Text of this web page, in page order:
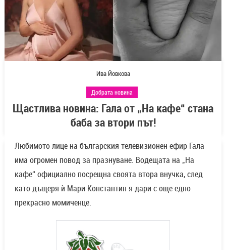
Ива Йовкова
Добрата новина
Щастлива новина: Гала от „На кафе“ стана
баба за втори път!
Любимото лице на българския телевизионен ефир Гала
има огромен повод за празнуване. Водещата на „На
кафе“ официално посрещна своята втора внучка, след
като дъщеря ѝ Мари Константин я дари с още едно
прекрасно момиченце.